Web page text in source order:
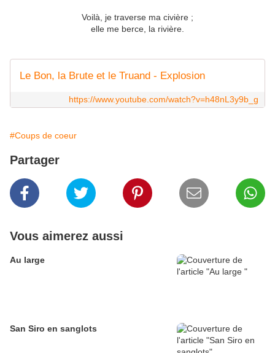
Voilà, je traverse ma civière ;
elle me berce, la rivière.
Le Bon, la Brute et le Truand - Explosion
https://www.youtube.com/watch?v=h48nL3y9b_g
#Coups de coeur
Partager
Vous aimerez aussi
Au large
San Siro en sanglots